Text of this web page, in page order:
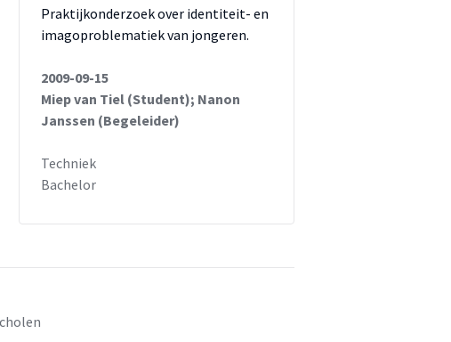
Praktijkonderzoek over identiteit- en
imagoproblematiek van jongeren.
2009-09-15
Miep van Tiel (Student); Nanon
Janssen (Begeleider)
Techniek
Bachelor